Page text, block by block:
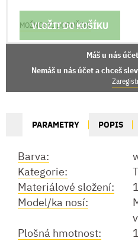
VLOŽIT DO KOŠÍKU
MOŽNOSTI DORUČENÍ
Máš u nás
Nemáš u nás účet a chceš
PARAMETRY POPIS
Barva:
Kategorie:
Materiálové složení:
Model/ka nosí:
Plošná hmotnost: